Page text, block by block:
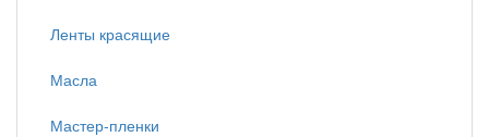
Ленты красящие
Масла
Мастер-пленки